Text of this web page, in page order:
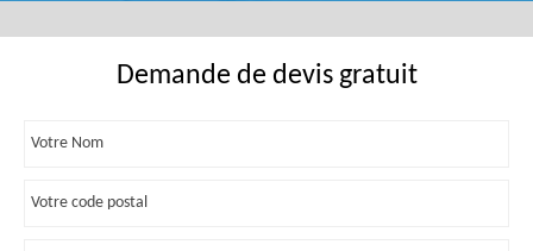
Demande de devis gratuit